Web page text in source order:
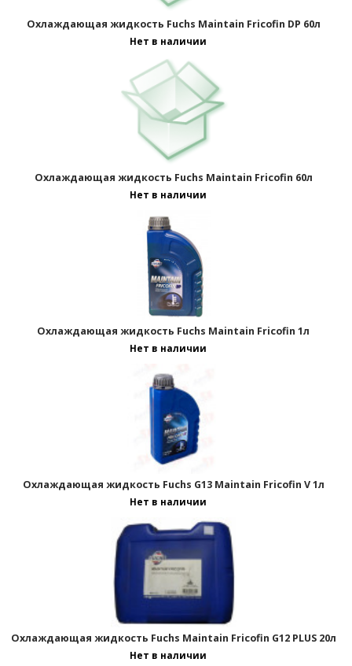
Охлаждающая жидкость Fuchs Maintain Fricofin DP 60л
Нет в наличии
Охлаждающая жидкость Fuchs Maintain Fricofin 60л
Нет в наличии
Охлаждающая жидкость Fuchs Maintain Fricofin 1л
Нет в наличии
Охлаждающая жидкость Fuchs G13 Maintain Fricofin V 1л
Нет в наличии
Охлаждающая жидкость Fuchs Maintain Fricofin G12 PLUS 20л
Нет в наличии